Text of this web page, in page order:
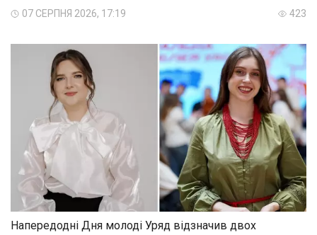
07 СЕРПНЯ 2026, 17:19 423
Напередодні Дня молоді Уряд відзначив двох